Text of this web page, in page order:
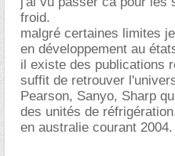
froid.
malgré certaines limites
en développement au
il existe des publications
suffit de retrouver
Pearson, Sanyo, Sharp
des unités de
en australie courant